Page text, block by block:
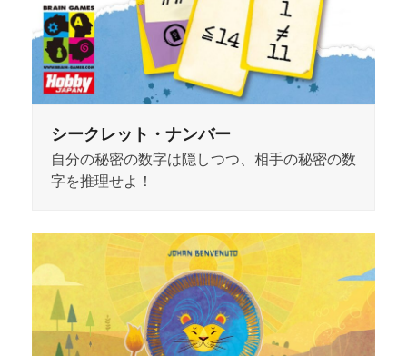
シークレット・ナンバー
自分の秘密の数字は隠しつつ、相手の秘密の数
字を推理せよ！